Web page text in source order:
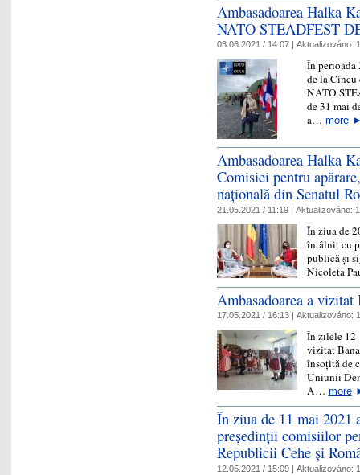
Ambasadoarea Halka
NATO STEADFEST
03.06.2021 / 14:07 | Aktualizováno:
În perioada
de la Cincu
NATO
de 31 mai
a… more
Ambasadoarea Halka
Comisiei pentru
naţională din Senatul
21.05.2021 / 11:19 | Aktualizováno:
În ziua de
întâlnit cu
publică şi
Nicoleta
Ambasadoarea a vizitat
17.05.2021 / 16:13 | Aktualizováno:
În zilele 12
vizitat
însoțită de
Uniunii
A… more
În ziua de 11 mai 2021
președinții comisiilor
Republicii Cehe și
12.05.2021 / 15:09 | Aktualizováno: